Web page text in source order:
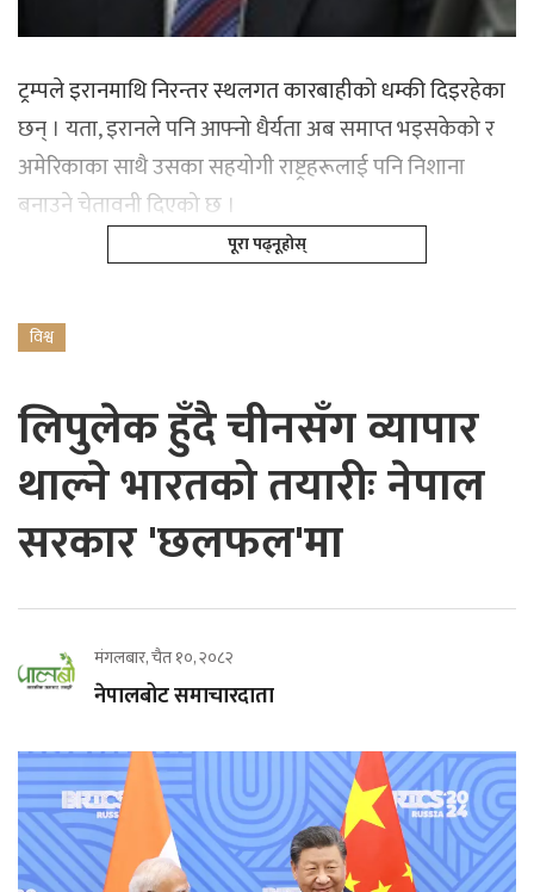
ट्रम्पले इरानमाथि निरन्तर स्थलगत कारबाहीको धम्की दिइरहेका
छन् । यता, इरानले पनि आफ्नो धैर्यता अब समाप्त भइसकेको र
अमेरिकाका साथै उसका सहयोगी राष्ट्रहरूलाई पनि निशाना
बनाउने चेतावनी दिएको छ ।
पूरा पढ्नूहोस्
विश्व
लिपुलेक हुँदै चीनसँग व्यापार
थाल्ने भारतको तयारीः नेपाल
सरकार 'छलफल'मा
मंगलबार, चैत १०, २०८२
नेपालबोट समाचारदाता